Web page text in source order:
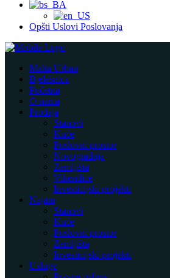
Opšti Uslovi Poslovanja
Malta Urban
Bjelašnica
Početna
O nama
Prodaja
Stanovi
Kuće
Poslovni prostor
Novogradnja
Zemljišta
Vikendice
Investicijski projekti
Najam
Stanovi
Kuće
Poslovni prostor
Zemljišta
Investicijski projekti
Usluge